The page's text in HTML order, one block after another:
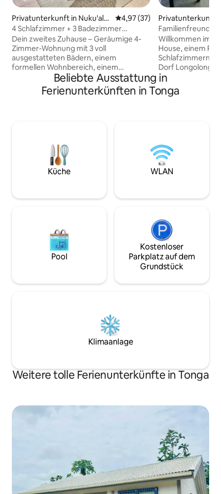
Privatunterkunft in Nuku'alof
a
Durchschnittliche Bewertung:
4,97 (37)
4 Schlafzimmer + 3 Badezimmer
(Warmwasser) + kostenloses WLAN + TV
Netflix
Dein zweites Zuhause – Geräumige 4-
Zimmer-Wohnung mit 3 voll
ausgestatteten Bädern, einem
formellen Wohnbereich, einem
Fernsehzimmer (Smart-TV + Netflix)
und einem großen Essbereich.
Klimaanlage in jedem der 2
voll ausgestattete Küche mit Herd,
Mikrowelle, Kühlschrank und
Grundausstattung. Neu renovierte
Badezimmer mit heißem Wasser.
Innen-/Außenbereich. Geschlossenes
Privatunterkunft
a
Willkommen im
House, einem
Schlafzimmern
Dorf
von Nukuʻalofa
Stadion entfernt,
perfekte
luftigen Veranda.
ausreichend
großen
zum Spielen oder
Beliebte Ausstattung in
Ferienunterkünften in Tonga
Küche WLAN
Pool
Kostenloser
Parkplatz auf dem
Grundstück
Klimaanlage
Weitere tolle Ferienunterkünfte in Tonga